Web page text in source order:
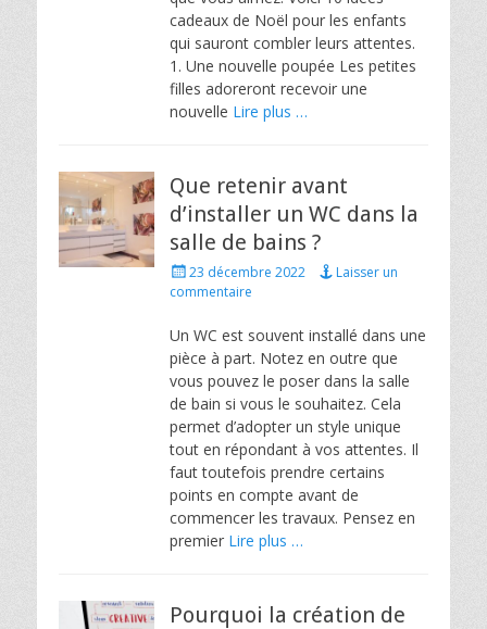
cadeaux de Noël pour les enfants
qui sauront combler leurs attentes.
1. Une nouvelle poupée Les petites
filles adoreront recevoir une
nouvelle Lire plus …
Que retenir avant
d’installer un WC dans la
salle de bains ?
Posted
on
23 décembre 2022
Laisser un
commentaire
Un WC est souvent installé dans une
pièce à part. Notez en outre que
vous pouvez le poser dans la salle
de bain si vous le souhaitez. Cela
permet d’adopter un style unique
tout en répondant à vos attentes. Il
faut toutefois prendre certains
points en compte avant de
commencer les travaux. Pensez en
premier Lire plus …
Pourquoi la création de